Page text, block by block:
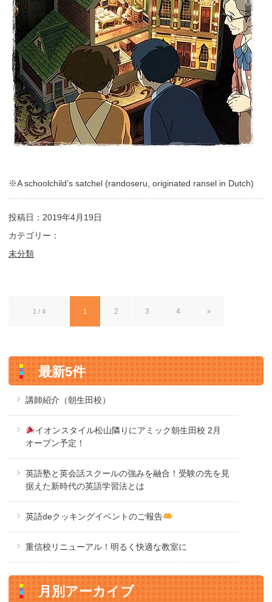
※A schoolchild’s satchel (randoseru, originated ransel in Dutch)
投稿日：2019年4月19日
カテゴリー：
未分類
1 / 4 1 2 3 4 »
最新5件
講師紹介（朝生田校）
イオンスタイル松山隣りにアミック朝生田校 2月
オープン予定！
英語塾と英会話スクールの強みを融合！受験の先を見
据えた新時代の英語学習法とは
英語deクッキングイベントのご報告
重信校リニューアル！明るく快適な教室に
月別アーカイブ